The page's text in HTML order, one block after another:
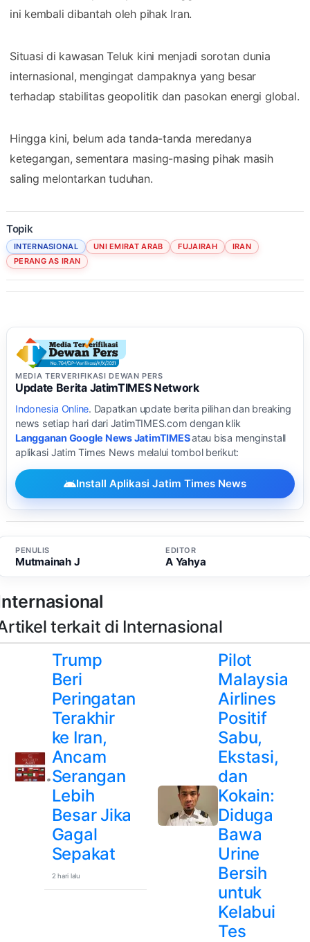
ini kembali dibantah oleh pihak Iran.
Situasi di kawasan Teluk kini menjadi sorotan dunia
internasional, mengingat dampaknya yang besar
terhadap stabilitas geopolitik dan pasokan energi global.
Hingga kini, belum ada tanda-tanda meredanya
ketegangan, sementara masing-masing pihak masih
saling melontarkan tuduhan.
Topik
INTERNASIONAL UNI EMIRAT ARAB FUJAIRAH
IRAN
PERANG AS IRAN
MEDIA TERVERIFIKASI DEWAN PERS
Update Berita JatimTIMES Network
Indonesia Online. Dapatkan update berita pilihan dan breaking
news setiap hari dari JatimTIMES.com dengan klik
Langganan Google News JatimTIMESatau bisa menginstall
aplikasi Jatim Times News melalui tombol berikut:
Install Aplikasi Jatim Times News
PENULIS
Mutmainah J
EDITOR
A Yahya
terkait di Internasional
Trump
Beri
Peringatan
Terakhir
ke Iran,
Ancam
Serangan
Lebih
Besar Jika
Gagal
Sepakat
2 hari lalu
Pilot
Malaysia
Airlines
Positif
Sabu,
Ekstasi,
dan
Kokain:
Diduga
Bawa
Urine
Bersih
untuk
Kelabui
Tes